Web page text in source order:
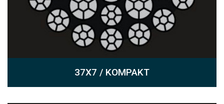
37X7 / KOMPAKT